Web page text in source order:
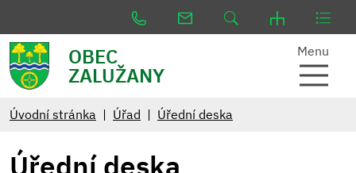
OBEC
ZALUŽANY
Menu
Úvodní stránka Úřad Úřední deska